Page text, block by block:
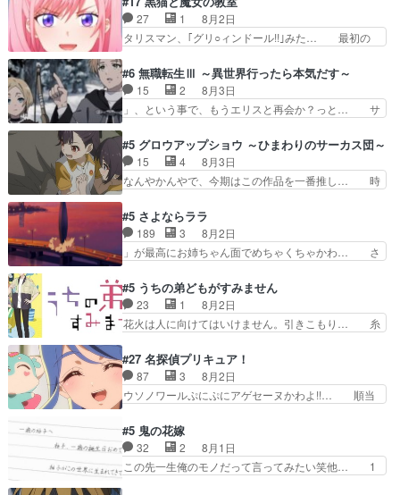
ゃわない？佐々木さんの優しさ… 先行で見た時よ
り2人のやり取りに癒しを感… ABEMA版の7〜8
話佐々木が実年齢以上…
両片思いになりましたねぇ…OPとE… 余計な物
は描かず白く靄がかった小春ちゃん… 光も感じな
い完全な盲目なんやね…おめかし… 母役に能登さ
も描かれていて良かった本当… 股に海豚を挟み水
上バスでの会話を反芻…恋… OPEDとも無人バー
ジョンから主人公２人…
27 1
8月2日
タリスマン、｢グリ○ィンドール!!｣みた… 最初の
ホントスピカが大好きだよね。ツン… 一等級ポテ
ンシャルのアリアちゃん可愛くて… そういや、ア
リアは能力は最上級のくせに、… とうとうアリア
と直接競う場がきたこれまで… 毎度ながらのスピ
マン趣味ダダ漏れで好き… 期末試験が始まろうと
しておりスピカは対策… 能力鑑定胸像タリスマン
氏容姿も評価してし…
#6 無職転生Ⅲ ～異世界行ったら本気だす～
15 2
8月3日
」、という事で、もうエリスと再会か？っと… サ
関係の清算が粛々と進められているサラ… サラと
の関係に対して完全に「昔の女」とし… ルーシー
にデレるルディが完全に親バカで微… サラとは会
ってほしいちゃんとした別れ方し… サラは未練0
キャラモヤモヤする別れ方だ… 役で出演させてい
ただきました！よろしくお… 毎クールメインヒロ
インを好きになっちゃう…
#5 グロウアップショウ ～ひまわりのサーカス団～
15 4
8月3日
なんやかんやで、今期はこの作品を一番推し… 時
愛すぎるな楠木ともりちゃんのね… デフォルメさ
れた表情が特に多かったのが印… 葵＆茜の回も良
きでした。あの証拠写真、ひ… 互いが互いのこと
を想っているのにすれ違っ… 第５話をｄアニメス
んと練習したい〟と言… 本当この作品は「キャ
ラ」を活かすのがうま… みずかちゃんの介入で双
子の仲にヒビが………
#5 さよならララ
189 3
8月2日
」が最高にお姉ちゃん面でめちゃくちゃかわ… さ
を振り切ってみんなに謝ったララの思い… 仕事に
馴染めない辺り観ていて苦しいところ… ララちゃ
んの事情はもう少し皆に話して良い… ララと茉里
とで初のアルバイト。七転八倒し… 労働するプリ
てケーキ食べて、帰りにカメ… ララが働く事での
てんやわんや。働いて大変… 地道に働き人と関わ
る日々の中に愛を見いだ…
#5 うちの弟どもがすみません
23 1
8月2日
花火は人に向けてはいけません。引きこもり… 糸
お名前を見たんだけどあの中村大樹さん… 糸ちゃ
んカッケー、色んな意味でwゲームが… 姉から性
的興奮覚えてないよね？なんて言わ… テーマ：引
きこもりの理由感想は、久しぶり… 元ゲーマーな
んの距離感おかしいね(*´… 糸と源ははよ好きお
うとると言わんかい！引… ショウくんと対等に話
すためにゲームをする…
#27 名探偵プリキュア！
87 3
8月2日
ウソノワールぷにぷにアゲセーヌかわよ!!… 順当
取り戻し正式に探偵事務所で働き始め… ポワロ、
元ネタを解説して原作に誘導するの… くれあさん
の探偵としての初事件にしてちょ… ・急にクイズ
番組が始まったw・妖精ウソノ… るるかの助手だ
#5 鬼の花嫁
32 2
8月1日
この先一生俺のモノだって言ってみたい笑他… 1